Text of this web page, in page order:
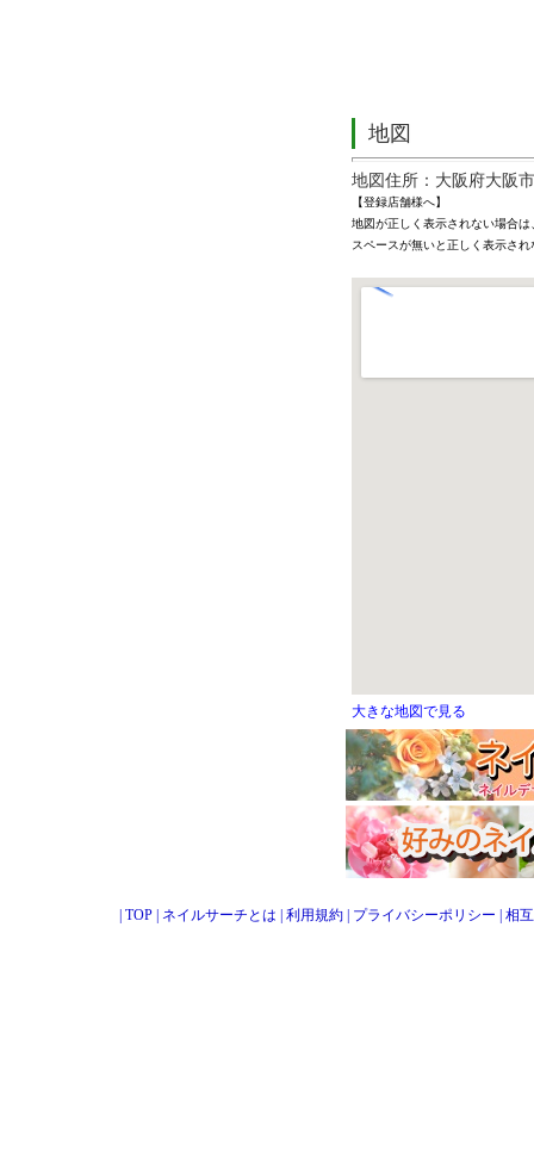
地図
地図住所：大阪府大阪
【登録店舗様へ】
地図が正しく表示されない場合
スペースが無いと正しく表示さ
大きな地図で見る
TOP ネイルサーチとは 利用規約 プライバシーポリシー 相